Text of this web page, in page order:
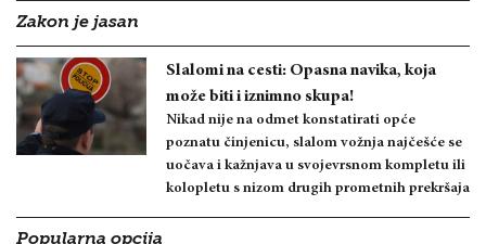
Zakon je jasan
Slalomi na cesti: Opasna navika, koja
može biti i iznimno skupa!
Nikad nije na odmet konstatirati opće
poznatu činjenicu, slalom vožnja najčešće se
uočava i kažnjava u svojevrsnom kompletu ili
kolopletu s nizom drugih prometnih prekršaja
Popularna opcija